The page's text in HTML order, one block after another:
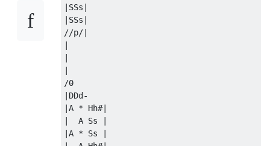
|SSs|
|SSs|
//p/|
/0
|DDd-
|A * Hh#|
|  A Ss |
|A * Ss |